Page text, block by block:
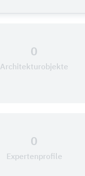
0
Architekturobjekte
0
Expertenprofile